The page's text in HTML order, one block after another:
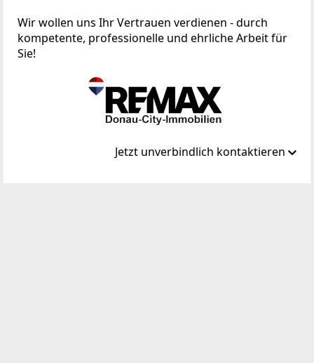
Wir wollen uns Ihr Vertrauen verdienen - durch
kompetente, professionelle und ehrliche Arbeit für
Sie!
Jetzt unverbindlich kontaktieren